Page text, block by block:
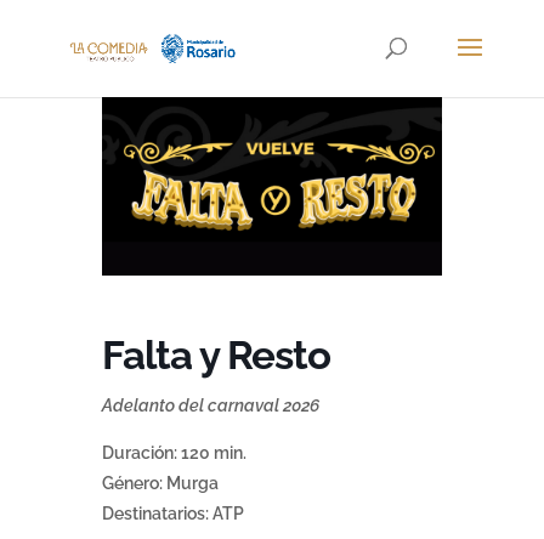
Falta y Resto
Adelanto del carnaval 2026
Duración: 120 min.
Género: Murga
Destinatarios: ATP